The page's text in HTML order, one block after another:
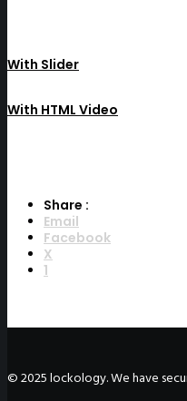
With Slider
With HTML Video
Share :
Email
Facebook
X
1
©2025lockology. We have